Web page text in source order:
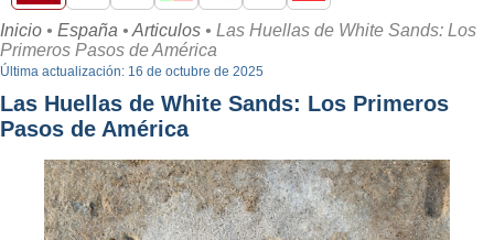
Inicio • España • Articulos • Las Huellas de White Sands: Los
Primeros Pasos de América
Última actualización: 16 de octubre de 2025
Las Huellas de White Sands: Los Primeros
Pasos de América